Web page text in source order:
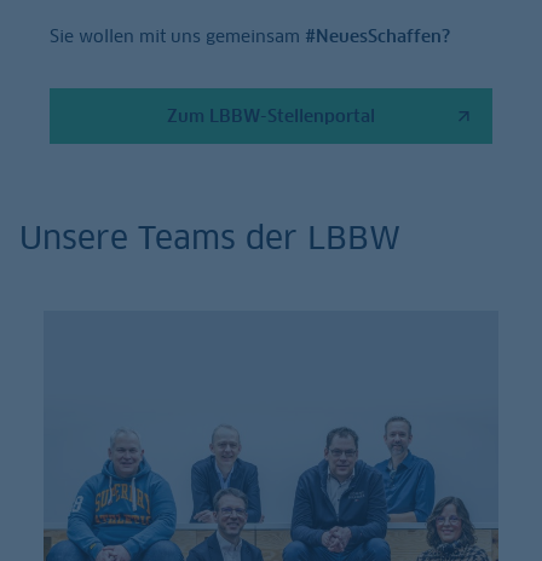
Sie wollen mit uns gemeinsam #NeuesSchaffen?
Zum LBBW-Stellenportal
Unsere Teams der LBBW